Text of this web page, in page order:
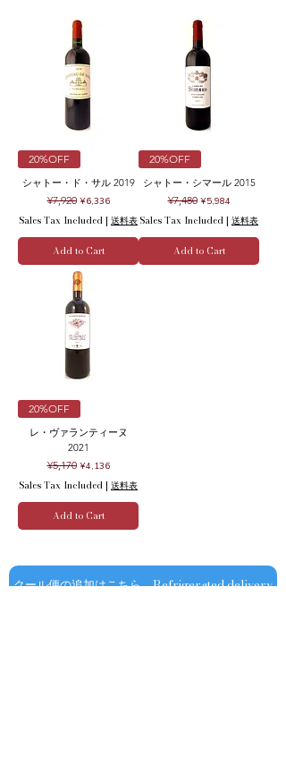
20%OFF
シャトー・ド・サル 2019
Regular Price
¥7,920 Sale Price
¥6,336
Sales Tax Included | 送料表
Add to Cart
20%OFF
シャトー・シマール 2015
Regular Price
¥7,480 Sale Price
¥5,984
Sales Tax Included | 送料表
Add to Cart
20%OFF
レ・ヴァランティーヌ
2021
Regular Price
¥5,170 Sale Price
¥4,136
Sales Tax Included | 送料表
Add to Cart
クール便の追加はこちら Refrigerated delivery